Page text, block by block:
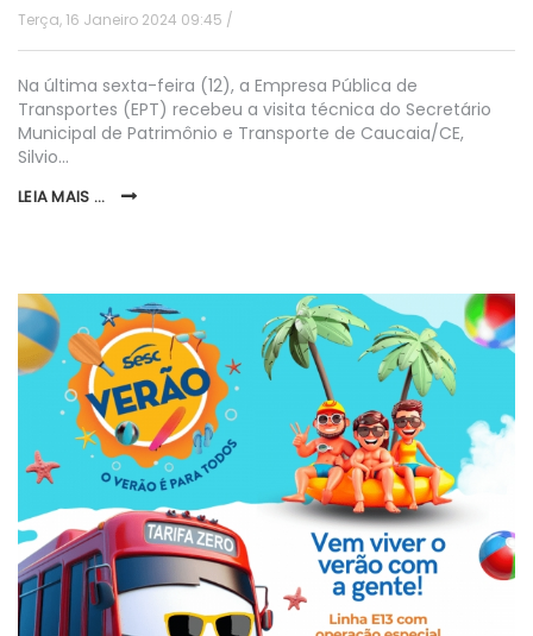
Terça, 16 Janeiro 2024 09:45
Na última sexta-feira (12), a Empresa Pública de
Transportes (EPT) recebeu a visita técnica do Secretário
Municipal de Patrimônio e Transporte de Caucaia/CE,
Silvio…
LEIA MAIS ...